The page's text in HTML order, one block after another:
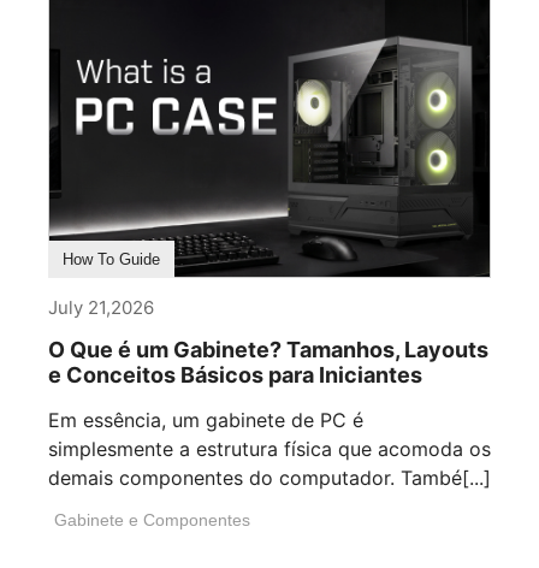
How To Guide
July 21,2026
O Que é um Gabinete? Tamanhos, Layouts
e Conceitos Básicos para Iniciantes
Em essência, um gabinete de PC é
simplesmente a estrutura física que acomoda os
demais componentes do computador. També[...]
Gabinete e Componentes